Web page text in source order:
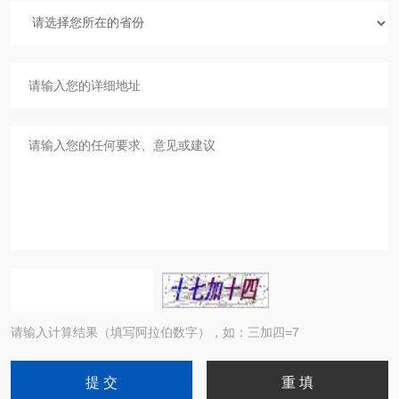
请输入计算结果（填写阿拉伯数字），如：三加四=7